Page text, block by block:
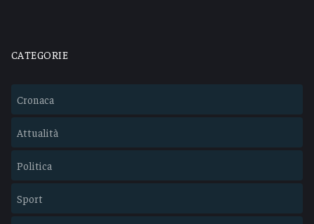
CATEGORIE
Cronaca
Attualità
Politica
Sport